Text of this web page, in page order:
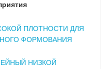
ПЛОТНОСТИ ДЛЯ
ФОРМОВАНИЯ
НИЗКОЙ